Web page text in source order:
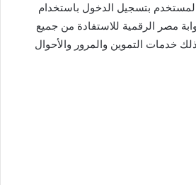
بتسجيل الدخول باستخدام
مصر الرقمية للاستفادة من جميع
خدمات التموين والمرور والأحوال